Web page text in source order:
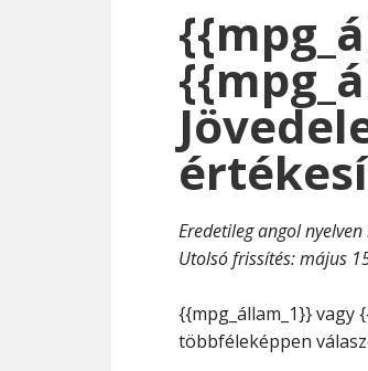
Eredetileg angol
Utolsó frissítés:május
{{mpg_állam_1}} vagy
többféleképpen